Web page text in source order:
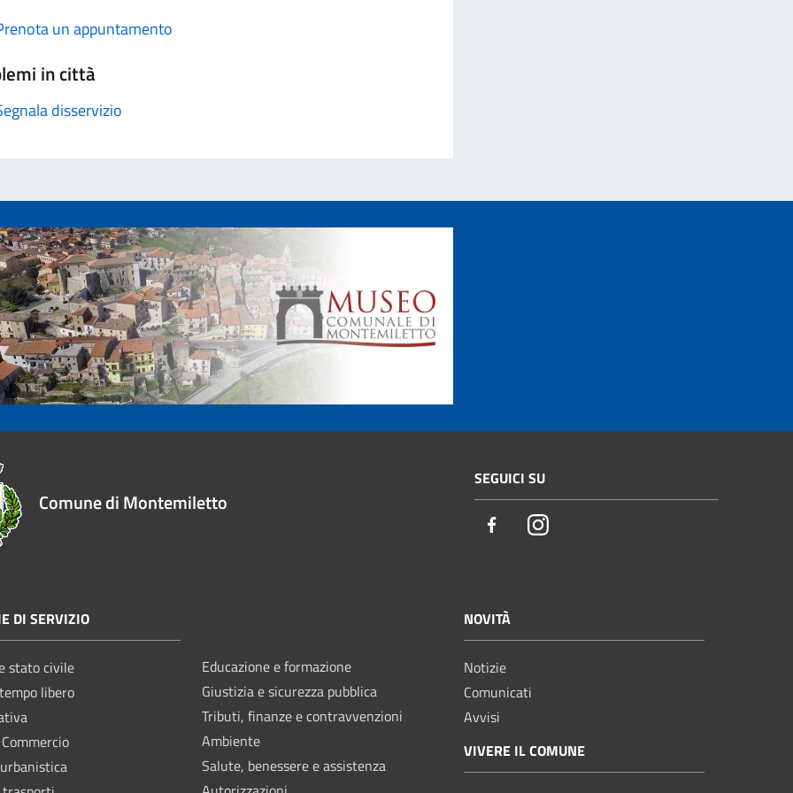
un appuntamento
in città
disservizio
Comune di Montemiletto
SEGUICI SU
FacebookInstagram
DI SERVIZIO
stato civile
libero
Educazione e formazione
Giustizia e sicurezza pubblica
Tributi, finanze e contravvenzioni
Ambiente
Salute, benessere e assistenza
NOVITÀ
Notizie
Comunicati
Avvisi
VIVERE IL COMUNE